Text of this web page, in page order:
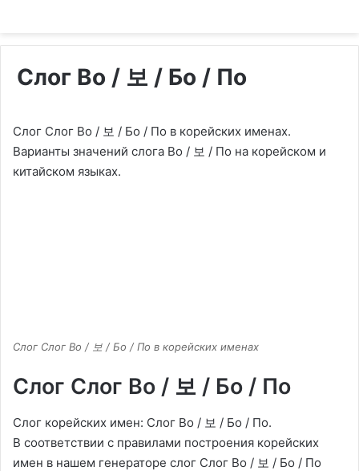
Слог Bo / 보 / Бо / По
Слог Слог Bo / 보 / Бо / По в корейских именах.
Варианты значений слога Bo / 보 / По на корейском и
китайском языках.
Слог Слог Bo / 보 / Бо / По в корейских именах
Слог Слог Bo / 보 / Бо / По
Слог корейских имен: Слог Bo / 보 / Бо / По.
В соответствии с правилами построения корейских
имен в нашем генераторе слог Слог Bo / 보 / Бо / По